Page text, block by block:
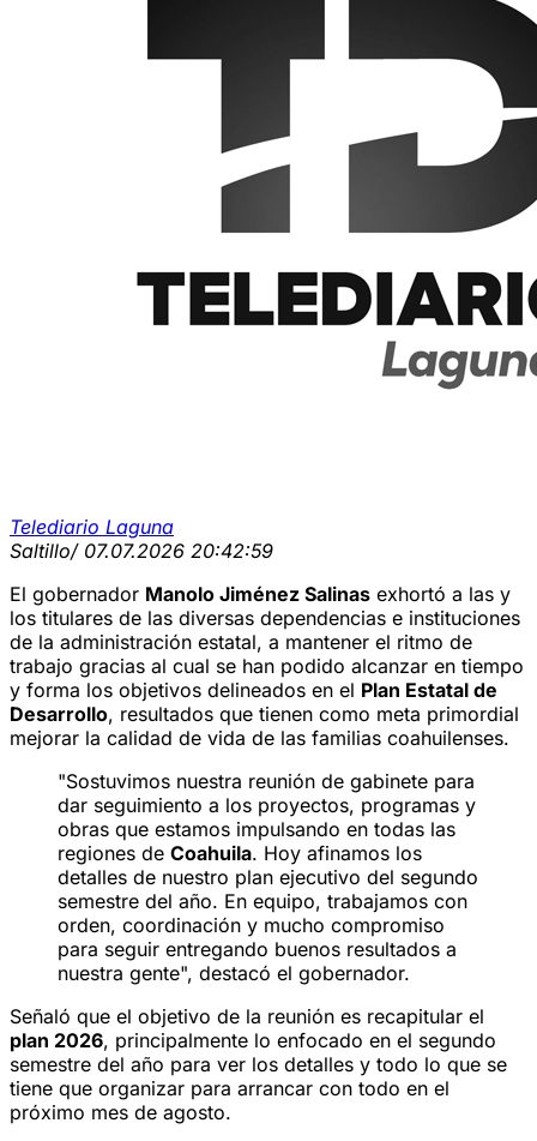
Telediario Laguna
Saltillo/ 07.07.2026 20:42:59
El gobernador Manolo Jiménez Salinas exhortó a las y
los titulares de las diversas dependencias e instituciones
de la administración estatal, a mantener el ritmo de
trabajo gracias al cual se han podido alcanzar en tiempo
y forma los objetivos delineados en el Plan Estatal de
Desarrollo, resultados que tienen como meta primordial
mejorar la calidad de vida de las familias coahuilenses.
"Sostuvimos nuestra reunión de gabinete para
dar seguimiento a los proyectos, programas y
obras que estamos impulsando en todas las
regiones de Coahuila. Hoy afinamos los
detalles de nuestro plan ejecutivo del segundo
semestre del año. En equipo, trabajamos con
orden, coordinación y mucho compromiso
para seguir entregando buenos resultados a
nuestra gente", destacó el gobernador.
Señaló que el objetivo de la reunión es recapitular el
plan 2026, principalmente lo enfocado en el segundo
semestre del año para ver los detalles y todo lo que se
tiene que organizar para arrancar con todo en el
próximo mes de agosto.